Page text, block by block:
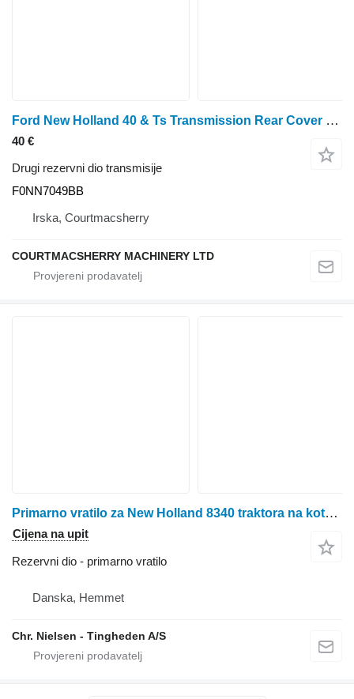
Ford New Holland 40 & Ts Transmission Rear Cover 81869730,f0nn7085ab, F0NN7049BB za New Holland 5640, 6640,7740, 7840, 8240, 8340 traktora na kotačima
40 €
Drugi rezervni dio transmisije
F0NN7049BB
Irska, Courtmacsherry
COURTMACSHERRY MACHINERY LTD
Primarno vratilo za New Holland 8340 traktora na kotačima
Cijena na upit
Rezervni dio - primarno vratilo
Danska, Hemmet
Chr. Nielsen - Tingheden A/S